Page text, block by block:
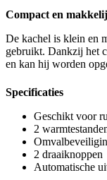
Compact en
De kachel is klein en
gebruikt. Dankzij het
en kan hij worden
Specificaties
Geschikt voor
2
2 draaiknoppen
Automatische